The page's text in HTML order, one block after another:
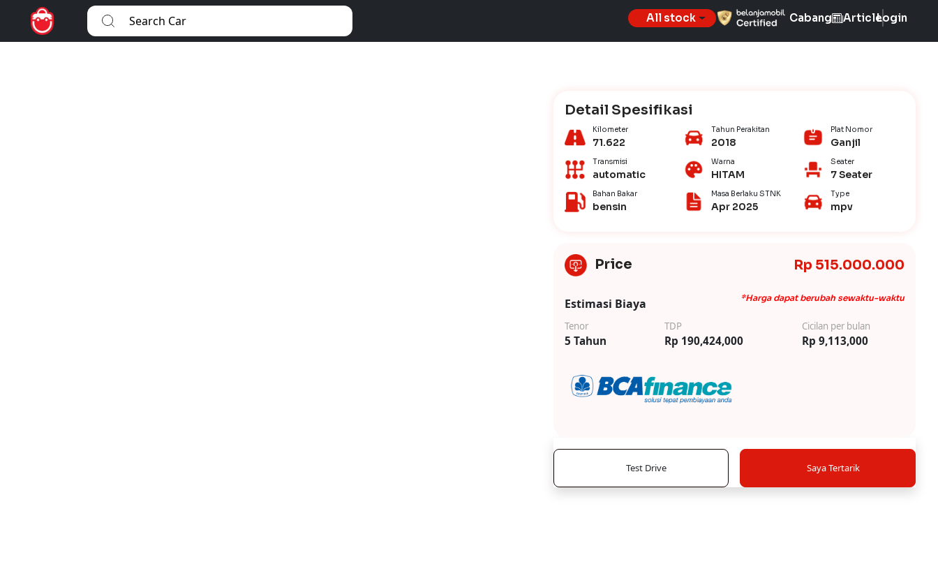
All stock Cabang ArticleLogin
Detail Spesifikasi
Kilometer
71.622
Tahun Perakitan
2018
Plat Nomor
Ganjil
Transmisi
automatic
Warna
HITAM
Seater
7 Seater
Bahan Bakar
bensin
Masa Berlaku STNK
Apr 2025
Type
mpv
Price Rp 515.000.000
Estimasi Biaya *Harga dapat berubah sewaktu-waktu
Tenor
5 Tahun
TDP
Rp 190,424,000
Cicilan per bulan
Rp 9,113,000
Test Drive Saya Tertarik